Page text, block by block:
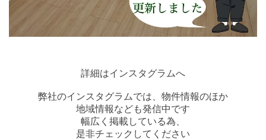
詳細はインスタグラムへ
弊社のインスタグラムでは、物件情報のほか
地域情報なども発信中です
幅広く掲載している為、
是非チェックしてください